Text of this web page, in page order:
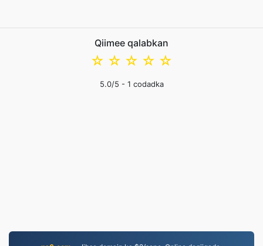
Qiimee qalabkan
☆
☆
☆
☆
☆
5.0/5 - 1 codadka